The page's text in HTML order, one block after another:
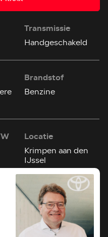
Transmissie
Handgeschakeld
Brandstof
Benzine
Locatie
Krimpen aan den
IJssel